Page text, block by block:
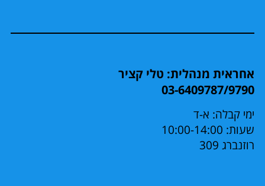
אחראית מנהלית: טלי קציר
03-6409787/9790
ימי קבלה: א-ד
שעות: 10:00-14:00
רוזנברג 309